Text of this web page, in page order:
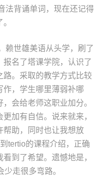
法背诵单词，现在还记得
赖世雄美语从头学，刷了
名了塔课学院，认识了
路。采取的教学方式比较
作，学生哪里薄弱补哪
会给老师这职业加分。
加有自信。说来就来，
帮助，同时也让我想放
tertio的课程介绍，正确
到了希望。遗憾地是，
走很多弯路。